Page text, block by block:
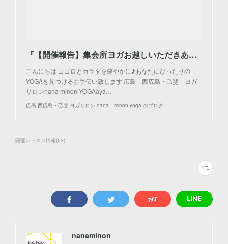
『【開催報告】集会所ヨガお越しいただきありがとうございました！』
こんにちは ココロとカラダを健やかに♪あなたにぴったりの
YOGAを見つけるお手伝い致します 広島 西広島・己斐 ヨガ
サロンnana minon YOGAaya…
広島 西広島・己斐 ヨガサロン nana minon yoga のブログ
開催レッスン情報(63)
nanaminon